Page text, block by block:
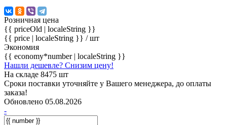
Розничная цена
{{ priceOld | localeString }}
{{ price | localeString }} / шт
Экономия
{{ economy*number | localeString }}
Нашли дешевле? Снизим цену!
На складе 8475 шт
Сроки поставки уточняйте у Вашего менеджера, до оплаты
заказа!
Обновлено 05.08.2026
-